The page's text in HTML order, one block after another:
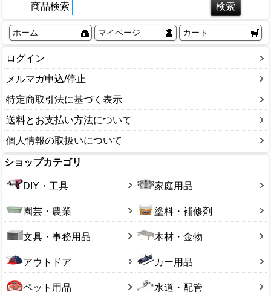
商品検索
ホーム マイページ カート
ログイン
メルマガ申込/停止
特定商取引法に基づく表示
送料とお支払い方法について
個人情報の取扱いについて
ショップカテゴリ
DIY・工具 家庭用品
園芸・農業 塗料・補修剤
文具・事務用品 木材・金物
アウトドア カー用品
ペット用品 水道・配管